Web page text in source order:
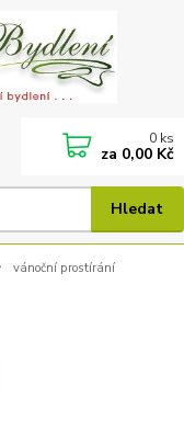
Hledat
0 ks
za 0,00 Kč
vánoční prostírání